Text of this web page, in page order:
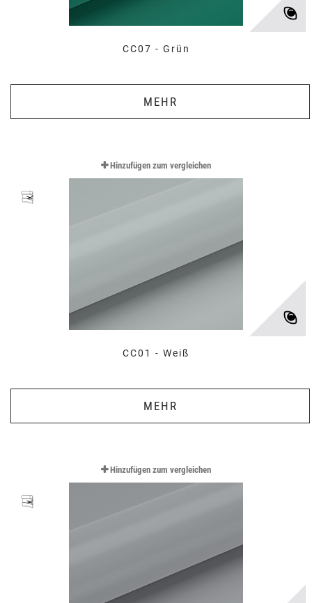
CC07 - Grün
MEHR
CC01 - Weiß
MEHR
Hinzufügen zum vergleichen
Hinzufügen zum vergleichen